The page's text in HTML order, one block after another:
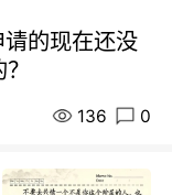
的现在还没
136 0